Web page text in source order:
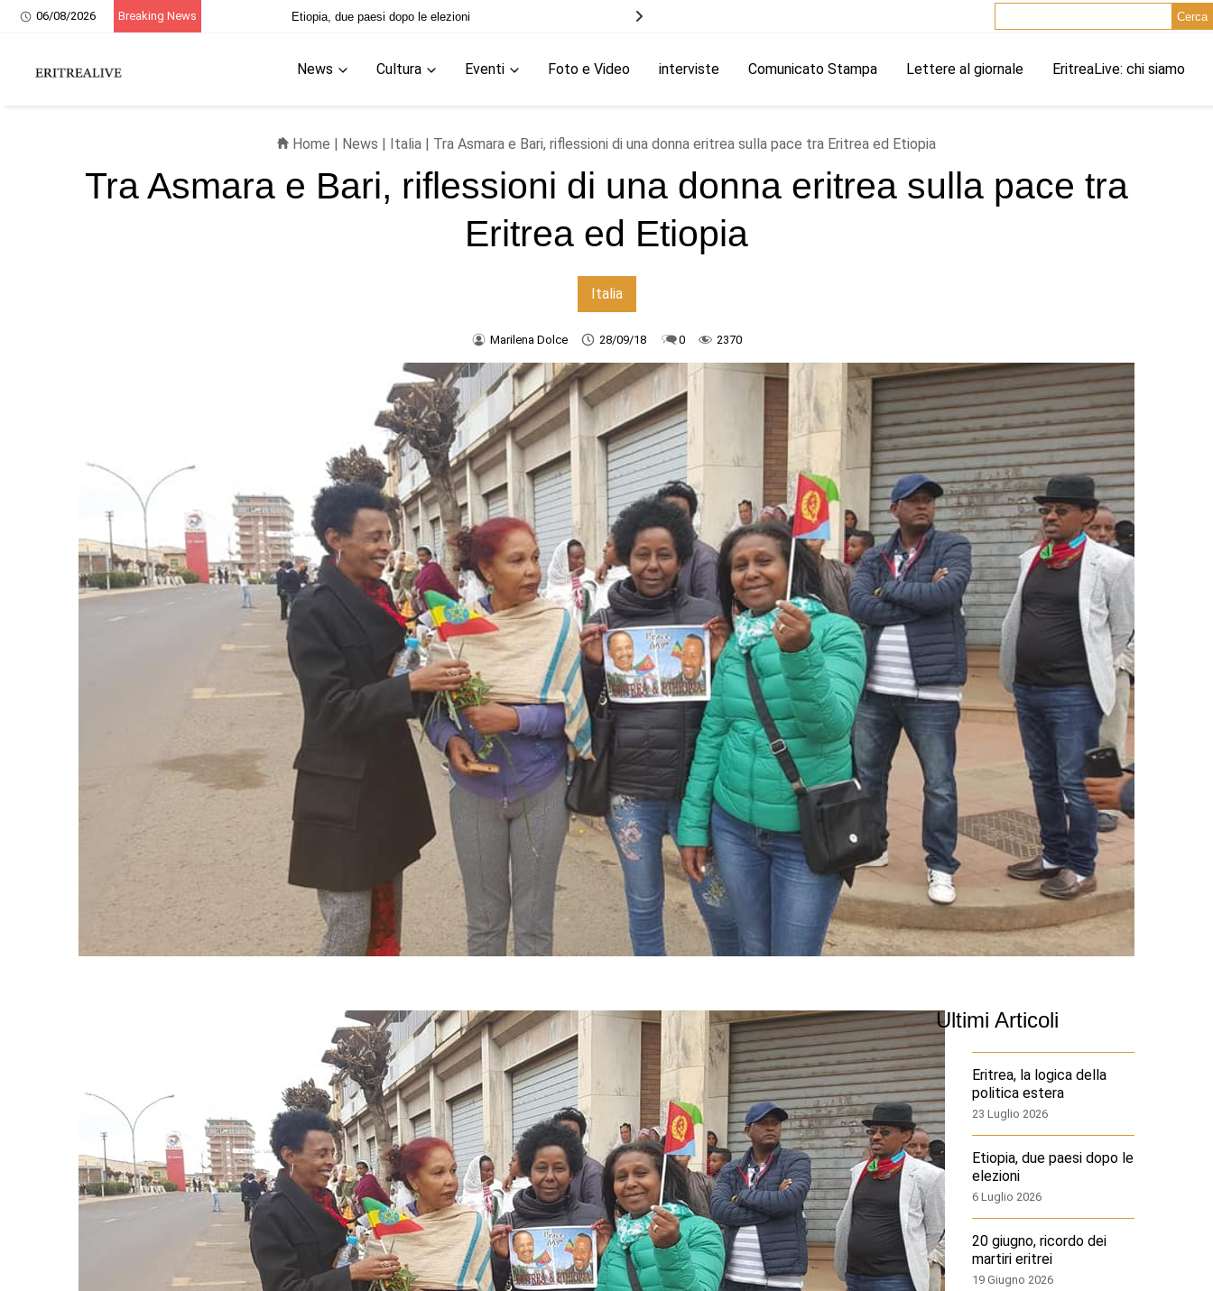
06/08/2026 Breaking News 20 giugno, ricordo dei martiri eritrei Cerca
News Cultura Eventi Foto e Video interviste Comunicato Stampa Lettere al giornale EritreaLive: chi siamo
Home | News | Italia | Tra Asmara e Bari, riflessioni di una donna eritrea sulla pace tra Eritrea ed Etiopia
Tra Asmara e Bari, riflessioni di una donna eritrea sulla pace tra
Eritrea ed Etiopia
Italia
Marilena Dolce 28/09/18 0 2370
Ultimi Articoli
Eritrea, la logica della
politica estera
23 Luglio 2026
Etiopia, due paesi dopo le
elezioni
6 Luglio 2026
20 giugno, ricordo dei
martiri eritrei
19 Giugno 2026